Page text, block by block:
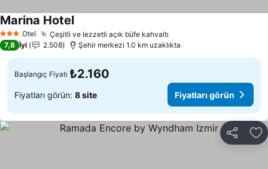
3 YıldızOtel Çeşitli ve lezzetli açık büfe kahvaltı
Marina Hotel
7,8 İyi 2.508 Şehir merkezi 1.0 km uzaklıkta
Başlangıç Fiyatı ₺2.160
Fiyatları görün: 8 site Fiyatları görün
Paylaş